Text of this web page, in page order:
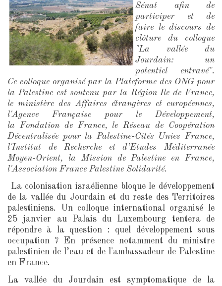
Sénat afin de
participer et de
faire le discours de
clôture du colloque
"La vallée du
Jourdain: un
potentiel entravé".
Ce colloque organisé par la Plateforme des ONG pour
la Palestine est soutenu par la Région Ile de France,
le ministère des Affaires étrangères et européennes,
l'Agence Française pour le Développement,
la Fondation de France, leRéseau de Coopération
Décentralisée pour la Palestine-Cités Unies France,
l'Institut de Recherche et d’Etudes Méditerranée
Moyen-Orient, la Mission de Palestine en France,
l'Association France Palestine Solidarité.
La colonisation israélienne bloque le développement
de la vallée du Jourdain et du reste des Territoires
palestiniens. Un colloque international organisé le
25 janvier au Palais du Luxembourg tentera de
répondre à la question : quel développement sous
occupation ? En présence notamment du ministre
palestinien de l’eau et de l'ambassadeur de Palestine
en France.
La vallée du Jourdain est symptomatique de la